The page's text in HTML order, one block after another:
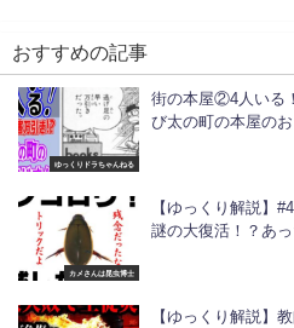
おすすめの記事
ゆっくりドラちゃんねる
街の本屋②4人いる
び太の町の本屋の
カメさんは昆虫博士
【ゆっくり解説】
謎の大復活！？あ
【ゆっくり解説】